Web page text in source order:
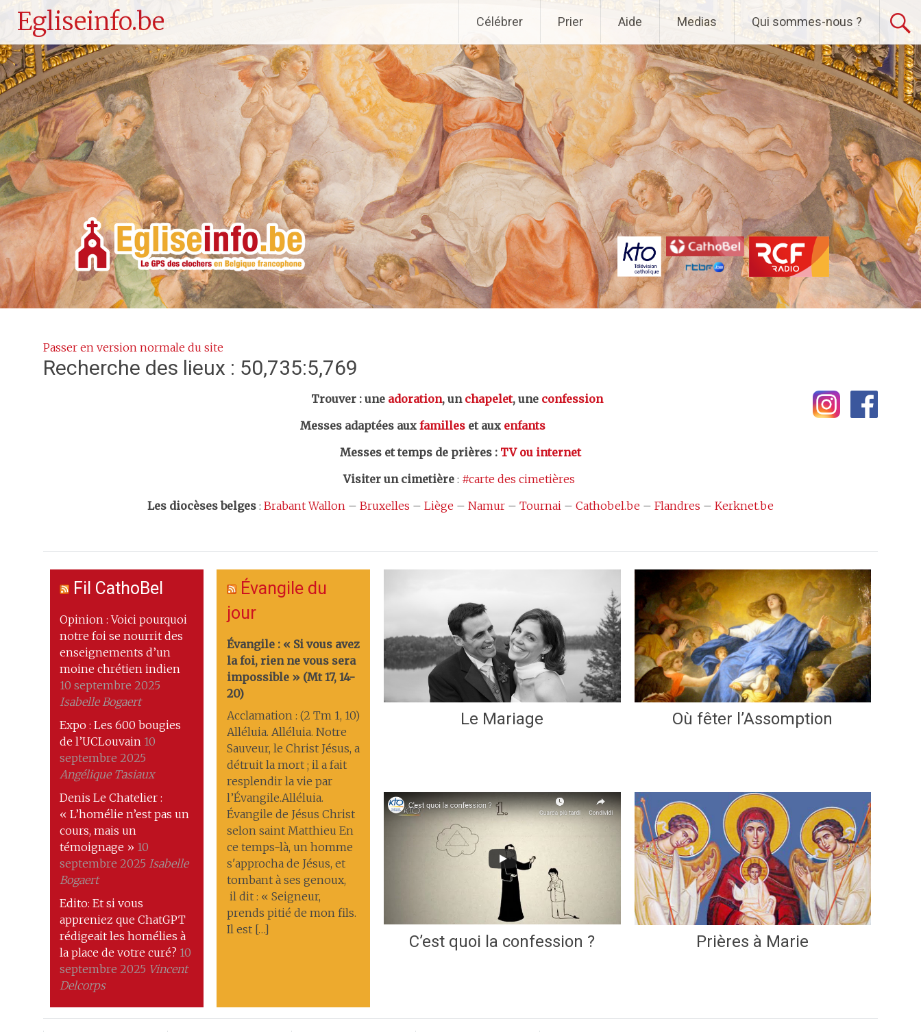
Egliseinfo.be
au
principal
Célébrer Prier Aide Medias Qui sommes-nous ?
Passer en version normale du site
Recherche des lieux : 50,735:5,769
Trouver : une adoration, un chapelet, une confession
Messes adaptées aux familles et aux enfants
Messes et temps de prières : TV ou internet
Visiter un cimetière : #carte des cimetières
Les diocèses belges : Brabant Wallon – Bruxelles – Liège – Namur – Tournai – Cathobel.be – Flandres – Kerknet.be
Fil CathoBel
Opinion : Voici pourquoi
notre foi se nourrit des
enseignements d’un
moine chrétien indien
10 septembre 2025
Isabelle Bogaert
Expo : Les 600 bougies
de l’UCLouvain 10
septembre 2025
Angélique Tasiaux
Denis Le Chatelier :
« L’homélie n’est pas un
cours, mais un
témoignage » 10
septembre 2025 Isabelle
Bogaert
Edito: Et si vous
appreniez que ChatGPT
rédigeait les homélies à
la place de votre curé? 10
septembre 2025 Vincent
Delcorps
Évangile du
jour
Évangile : « Si vous avez
la foi, rien ne vous sera
impossible » (Mt 17, 14-
20)
Acclamation : (2 Tm 1, 10)
Alléluia. Alléluia. Notre
Sauveur, le Christ Jésus, a
détruit la mort ; il a fait
resplendir la vie par
l’Évangile.Alléluia.
Évangile de Jésus Christ
selon saint Matthieu En
ce temps-là, un homme
s'approcha de Jésus, et
tombant à ses genoux,
il dit : « Seigneur,
prends pitié de mon fils.
Il est […]
Le Mariage Où fêter l’Assomption
C’est quoi la confession ? Prières à Marie